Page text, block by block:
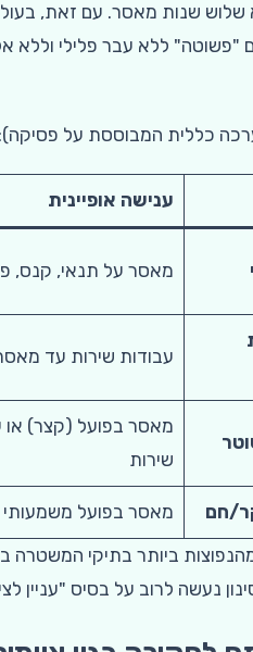
שלוש שנות מאסר. עם זאת,
"פשוטה" ללא עבר פלילי וללא
כללית המבוססת על פסיקה):
ענישה אופיינית
מאסר על תנאי, קנס,
עבודות שירות עד
מאסר בפועל (קצר) או
שירות
חם מאסר בפועל משמעותי
מהנפוצות ביותר בתיקי
נעשה לרוב על בסיס "עניין